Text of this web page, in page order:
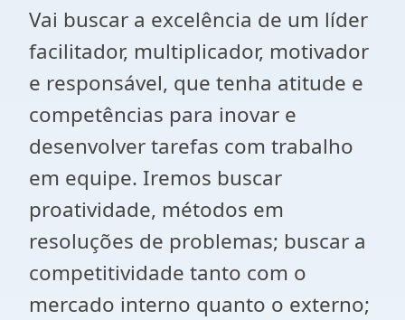
Vai buscar a excelência de um líder
facilitador, multiplicador, motivador
e responsável, que tenha atitude e
competências para inovar e
desenvolver tarefas com trabalho
em equipe. Iremos buscar
proatividade, métodos em
resoluções de problemas; buscar a
competitividade tanto com o
mercado interno quanto o externo;